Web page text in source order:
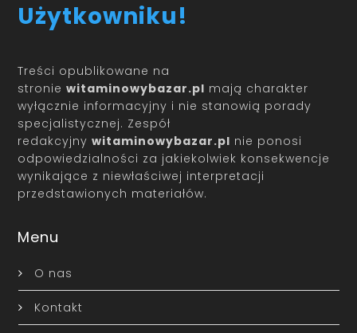
Użytkowniku!
Treści opublikowane na
stroniewitaminowybazar.pl mają charakter
wyłącznie informacyjny i nie stanowią porady
specjalistycznej. Zespół
redakcyjnywitaminowybazar.pl nie ponosi
odpowiedzialności za jakiekolwiek konsekwencje
wynikające z niewłaściwej interpretacji
przedstawionych materiałów.
Menu
O nas
Kontakt